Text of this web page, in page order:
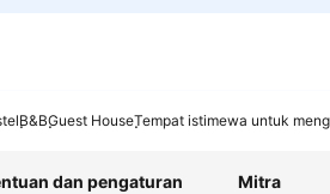
B&BGuest HouseTempat istimewa untuk
dan pengaturan
Mitra